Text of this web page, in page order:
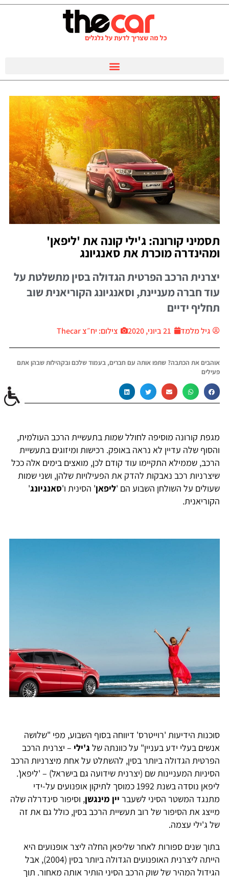
תסמיני קורונה: ג'ילי קונה את 'ליפאן'
ומהינדרה מוכרת את סאנגיונג
יצרנית הרכב הפרטית הגדולה בסין מתשלטת על
עוד חברה מעניינת, וסאנגיונג הקוריאנית שוב
תחליף ידיים
גיל מלמד 21 ביוני, 2020 צילום: יח״צ Thecar
אוהבים את הכתבה? שתפו אותה עם חברים, בעמוד שלכם ובקהילות שבהן אתם
פעילים
מגפת קורונה מוסיפה לחולל שמות בתעשיית הרכב העולמית,
והסוף שלה עדיין לא נראה באופק. רכישות ומיזוגים בתעשיית
הרכב, שממילא התקיימו עוד קודם לכן, מואצים בימים אלה ככל
שיצרניות רכב נאבקות להדק את הפעילויות שלהן, ושני שמות
שעולים על השולחן השבוע הם 'ליפאן' הסינית ו'סאנגיונג'
הקוריאנית.
סוכנות הידיעות 'רוייטרס' דיווחה בסוף השבוע, מפי "שלושה
אנשים בעלי ידע בעניין" על כוונתה של ג'ילי – יצרנית הרכב
הפרטית הגדולה ביותר בסין, להשתלט על אחת מיצרניות הרכב
הסיניות המעניינות שם (יצרנית שידועה גם בישראל) – 'ליפאן'.
ליפאן נוסדה בשנת 1992 כמוסך לתיקון אופנועים על-ידי
מתנגד המשטר הסיני לשעבר יין מינגשן, וסיפור סינדרלה שלה
מייצג את הסיפור של רוב תעשיית הרכב בסין, כולל גם את זה
של ג'ילי עצמה.
בתוך שנים ספורות לאחר שליפאן החלה ליצר אופנועים היא
הייתה ליצרנית האופנועים הגדולה ביותר בסין (2004), אבל
הגידול המהיר של שוק הרכב הסיני הותיר אותה מאחור. תוך